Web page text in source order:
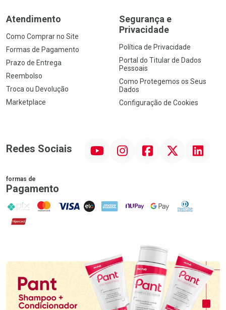
Atendimento
Como Comprar no Site
Formas de Pagamento
Prazo de Entrega
Reembolso
Troca ou Devolução
Marketplace
Segurança e
Privacidade
Política de Privacidade
Portal do Titular de Dados
Pessoais
Como Protegemos os Seus
Dados
Configuração de Cookies
Redes Sociais InstagramFacebookTwitter Linkedin
formas de
Pagamento
PIX MasterCard
VISA ELO AMEX NuPay Google PayDiners Club
Hipercard
Promoção em Destaque